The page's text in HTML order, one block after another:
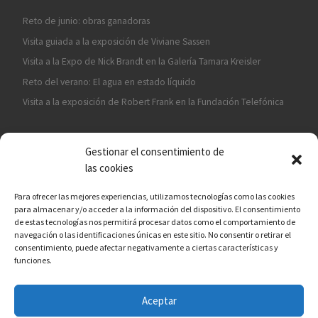
Gestionar el consentimiento de
las cookies
Para ofrecer las mejores experiencias, utilizamos tecnologías como las cookies
para almacenar y/o acceder a la información del dispositivo. El consentimiento
de estas tecnologías nos permitirá procesar datos como el comportamiento de
navegación o las identificaciones únicas en este sitio. No consentir o retirar el
consentimiento, puede afectar negativamente a ciertas características y
funciones.
Aceptar
Reto de junio: obras ganadoras
Visita guiada a la exposición de Viviane Sassen
Visita a la Expo de Nick Brandt en la Galería Tamara Kreisler
Reto del verano: El agua en estado líquido
Visita a la exposición de Robert Frank en la Fundación Telefónica
¡ASÓCIATE A CÁMARA EN MANO!